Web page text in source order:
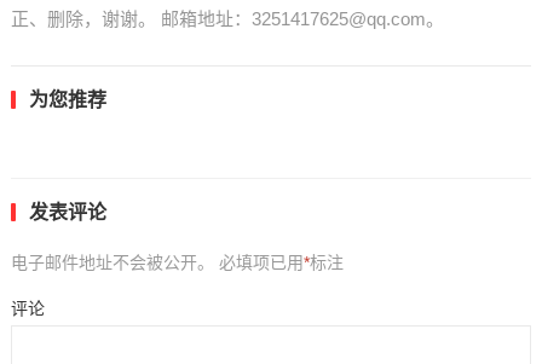
正、删除，谢谢。 邮箱地址：3251417625@qq.com。
为您推荐
发表评论
电子邮件地址不会被公开。 必填项已用*标注
评论